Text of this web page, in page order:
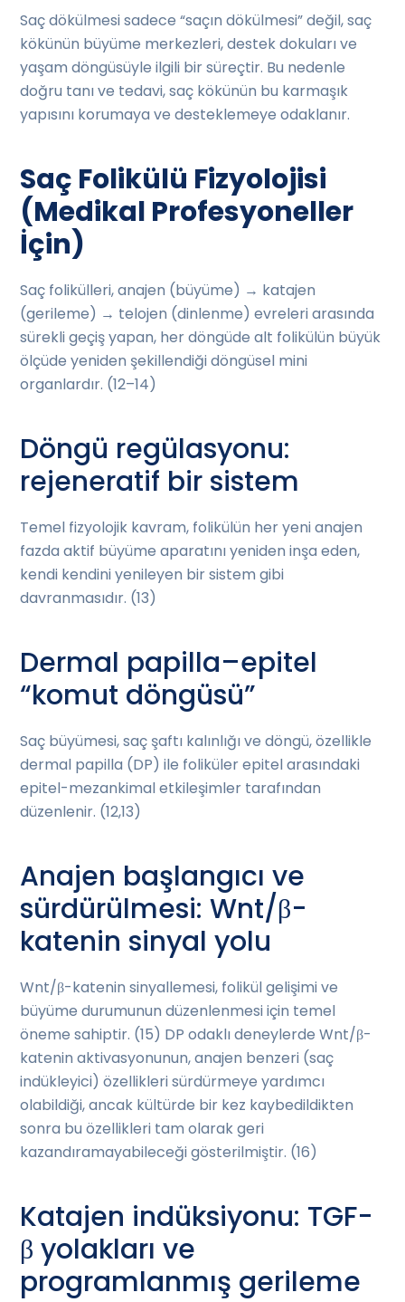
Saç dökülmesi sadece “saçın dökülmesi” değil, saç
kökünün büyüme merkezleri, destek dokuları ve
yaşam döngüsüyle ilgili bir süreçtir. Bu nedenle
doğru tanı ve tedavi, saç kökünün bu karmaşık
yapısını korumaya ve desteklemeye odaklanır.
Saç Folikülü Fizyolojisi
(Medikal Profesyoneller
İçin)
Saç folikülleri, anajen (büyüme) → katajen
(gerileme) → telojen (dinlenme) evreleri arasında
sürekli geçiş yapan, her döngüde alt folikülün büyük
ölçüde yeniden şekillendiği döngüsel mini
organlardır. (12–14)
Döngü regülasyonu:
rejeneratif bir sistem
Temel fizyolojik kavram, folikülün her yeni anajen
fazda aktif büyüme aparatını yeniden inşa eden,
kendi kendini yenileyen bir sistem gibi
davranmasıdır. (13)
Dermal papilla–epitel
“komut döngüsü”
Saç büyümesi, saç şaftı kalınlığı ve döngü, özellikle
dermal papilla (DP) ile foliküler epitel arasındaki
epitel-mezankimal etkileşimler tarafından
düzenlenir. (12,13)
Anajen başlangıcı ve
sürdürülmesi: Wnt/β-
katenin sinyal yolu
Wnt/β-katenin sinyallemesi, folikül gelişimi ve
büyüme durumunun düzenlenmesi için temel
öneme sahiptir. (15) DP odaklı deneylerde Wnt/β-
katenin aktivasyonunun, anajen benzeri (saç
indükleyici) özellikleri sürdürmeye yardımcı
olabildiği, ancak kültürde bir kez kaybedildikten
sonra bu özellikleri tam olarak geri
kazandıramayabileceği gösterilmiştir. (16)
Katajen indüksiyonu: TGF-
β yolakları ve
programlanmış gerileme